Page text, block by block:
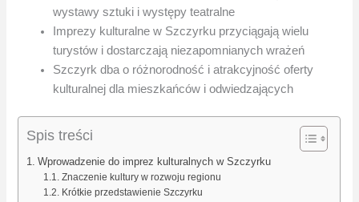
wystawy sztuki i występy teatralne
Imprezy kulturalne w Szczyrku przyciągają wielu
turystów i dostarczają niezapomnianych wrażeń
Szczyrk dba o różnorodność i atrakcyjność oferty
kulturalnej dla mieszkańców i odwiedzających
Spis treści
Wprowadzenie do imprez kulturalnych w Szczyrku
Znaczenie kultury w rozwoju regionu
Krótkie przedstawienie Szczyrku